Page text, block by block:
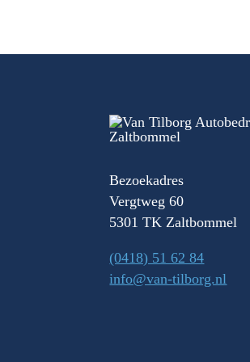
Bezoekadres
Vergtweg 60
5301 TK Zaltbommel
(0418) 51 62 84
info@van-tilborg.nl